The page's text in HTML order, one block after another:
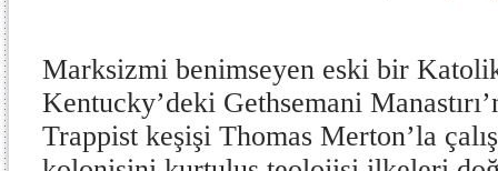
Marksizmi benimseyen eski bir
Kentucky’deki Gethsemani
Trappist keşişi Thomas Merton’la